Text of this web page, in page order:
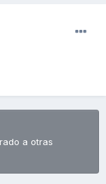
a otras